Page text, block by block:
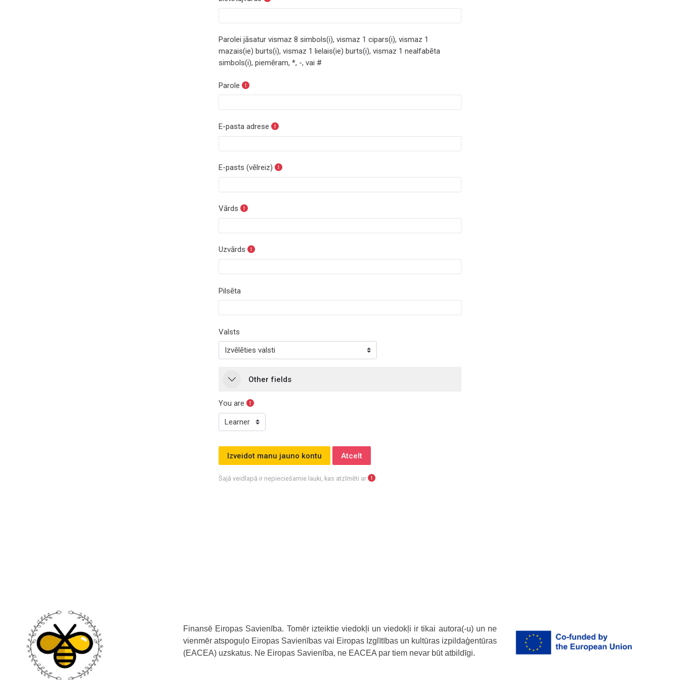
Parolei jāsatur vismaz 8 simbols(i), vismaz 1 cipars(i), vismaz 1
mazais(ie) burts(i), vismaz 1 lielais(ie) burts(i), vismaz 1 nealfabēta
simbols(i), piemēram, *, -, vai #
Parole
E-pasta adrese
E-pasts (vēlreiz)
Vārds
Uzvārds
Pilsēta
Valsts
Other fields
Other fields
Other fields
You are
Šajā veidlapā ir nepieciešamie lauki, kas atzīmēti ar
Finansē Eiropas Savienība. Tomēr izteiktie viedokļi un viedokļi ir tikai autora(-u) un ne
vienmēr atspoguļo Eiropas Savienības vai Eiropas Izglītības un kultūras izpildaģentūras
(EACEA) uzskatus. Ne Eiropas Savienība, ne EACEA par tiem nevar būt atbildīgi.